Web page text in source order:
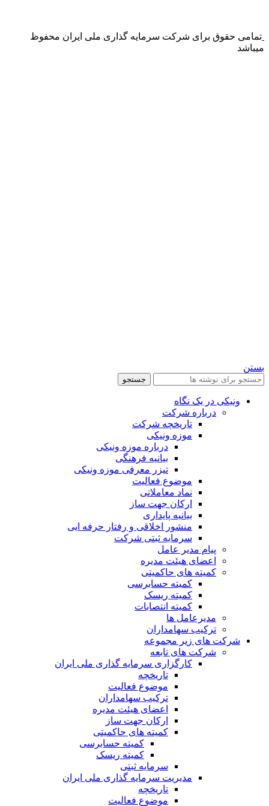
تمامی حقوق برای شرکت سرمایه گذاری ملی ایران محفوظ
میباشد
بستن
جستجو
ونیکی در یک نگاه
درباره شرکت
تاریخچه شرکت
موزه ونیکی
درباره موزه ونیکی
بیانیه فرهنگی
تیزر معرفی موزه ونیکی
موضوع فعالیت
نماد معاملاتی
ارکان جهت ساز
بیانیه پایداری
منشور اخلاقی و رفتار حرفه ایی
سرمایه ثبتی شرکت
پیام مدیر عامل
اعضای هیئت مدیره
کمیته های حاکمیتی
کمیته حسابرسی
کمیته ریسک
کمیته انتصابات
مدیرعامل ها
ترکیب سهامداران
شرکت های زیر مجموعه
شرکت های تابعه
کارگزاری سرمایه گذاری ملی ایران
تاریخچه
موضوع فعالیت
ترکیب سهامداران
اعضای هیئت مدیره
ارکان جهت ساز
کمیته های حاکمیتی
کمیته حسابرسی
کمیته ریسک
سرمایه ثبتی
مدیریت سرمایه گذاری ملی ایران
تاریخچه
موضوع فعالیت